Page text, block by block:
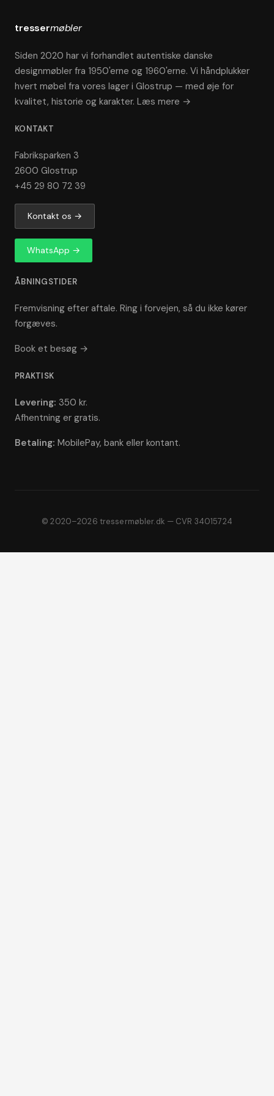
tressermøbler
Siden 2020 har vi forhandlet autentiske danske
designmøbler fra 1950'erne og 1960'erne. Vi håndplukker
hvert møbel fra vores lager i Glostrup — med øje for
kvalitet, historie og karakter. Læs mere →
KONTAKT
Fabriksparken 3
2600 Glostrup
+45 29 80 72 39
Kontakt os →
WhatsApp →
ÅBNINGSTIDER
Fremvisning efter aftale. Ring i forvejen, så du ikke kører
forgæves.
Book et besøg →
PRAKTISK
Levering: 350 kr.
Afhentning er gratis.
Betaling: MobilePay, bank eller kontant.
© 2020–2026 tressermøbler.dk — CVR 34015724